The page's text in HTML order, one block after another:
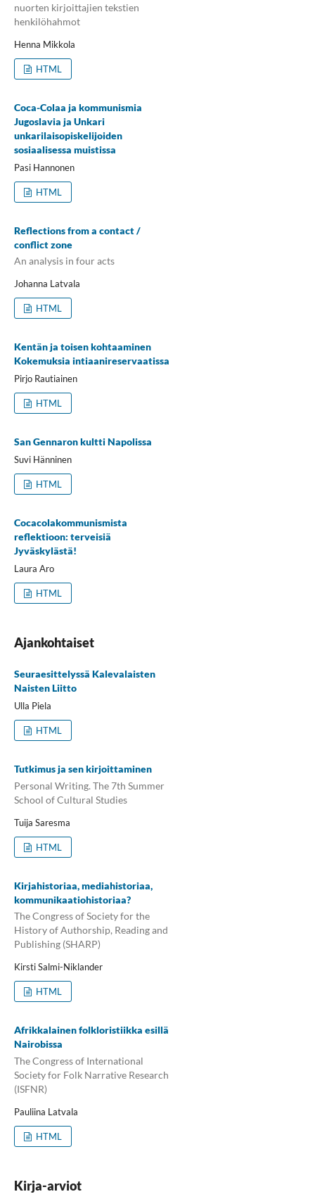
nuorten kirjoittajien tekstien
henkilöhahmot
Henna Mikkola
HTML
Coca-Colaa ja kommunismia
Jugoslavia ja Unkari
unkarilaisopiskelijoiden
sosiaalisessa muistissa
Pasi Hannonen
HTML
Reflections from a contact /
conflict zone
An analysis in four acts
Johanna Latvala
HTML
Kentän ja toisen kohtaaminen
Kokemuksia intiaanireservaatissa
Pirjo Rautiainen
HTML
San Gennaron kultti Napolissa
Suvi Hänninen
HTML
Cocacolakommunismista
reflektioon: terveisiä
Jyväskylästä!
Laura Aro
HTML
Ajankohtaiset
Seuraesittelyssä Kalevalaisten
Naisten Liitto
Ulla Piela
HTML
Tutkimus ja sen kirjoittaminen
Personal Writing. The 7th Summer
School of Cultural Studies
Tuija Saresma
HTML
Kirjahistoriaa, mediahistoriaa,
kommunikaatiohistoriaa?
The Congress of Society for the
History of Authorship, Reading and
Publishing (SHARP)
Kirsti Salmi-Niklander
HTML
Afrikkalainen folkloristiikka esillä
Nairobissa
The Congress of International
Society for Folk Narrative Research
(ISFNR)
Pauliina Latvala
HTML
Kirja-arviot